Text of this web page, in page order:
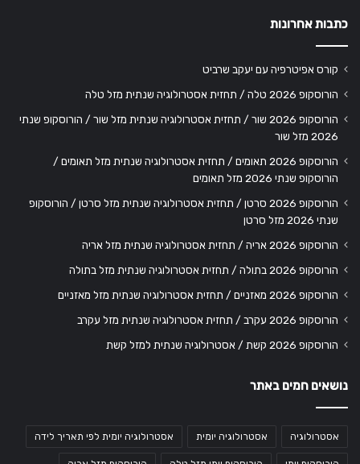
כתבות אחרונות
קורס אפיטרפיה עם יעקב שרביט
הורוסקופ 2026 טלה / תחזית אסטרולוגיה שנתית מזל טלה
הורוסקופ 2026 שור / תחזית אסטרולוגיה שנתית מזל שור / הורוסקופ שנתי
2026 מזל שור
הורוסקופ 2026 תאומים / תחזית אסטרולוגיה שנתית מזל תאומים /
הורוסקופ שנתי 2026 מזל תאומים
הורוסקופ 2026 סרטן / תחזית אסטרולוגיה שנתית מזל סרטן / הורוסקופ
שנתי 2026 מזל סרטן
הורוסקופ 2026 אריה / תחזית אסטרולוגיה שנתית מזל אריה
הורוסקופ 2026 בתולה / תחזית אסטרולוגיה שנתית מזל בתולה
הורוסקופ 2026 מאזניים / תחזית אסטרולוגיה שנתית מזל מאזניים
הורוסקופ 2026 עקרב / תחזית אסטרולוגיה שנתית מזל עקרב
הורוסקופ 2026 קשת / אסטרולוגיה שנתית למזל קשת
נושאים חמים באתר
אסטרולוגיה אסטרולוגיה יומית אסטרולוגיה יומית לפי תאריך לידה